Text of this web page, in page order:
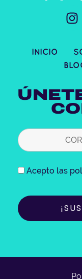
I
n
t
a
r
a
INICIO
Acepto las